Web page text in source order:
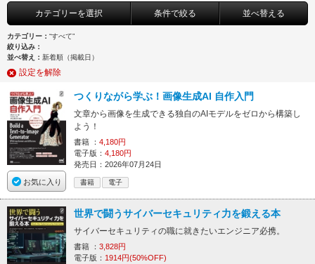
カテゴリーを選択 条件で絞る 並べ替える
カテゴリー： “すべて”
絞り込み：
並べ替え： 新着順（掲載日）
設定を解除
お気に入り
つくりながら学ぶ！画像生成AI 自作入門
文章から画像を生成できる独自のAIモデルをゼロから構築し
よう！
書籍 ： 4,180円
電子版： 4,180円
発売日：2026年07月24日
書籍 電子
世界で闘うサイバーセキュリティ力を鍛える本
サイバーセキュリティの職に就きたいエンジニア必携。
書籍 ： 3,828円
電子版： 1914円(50%OFF)